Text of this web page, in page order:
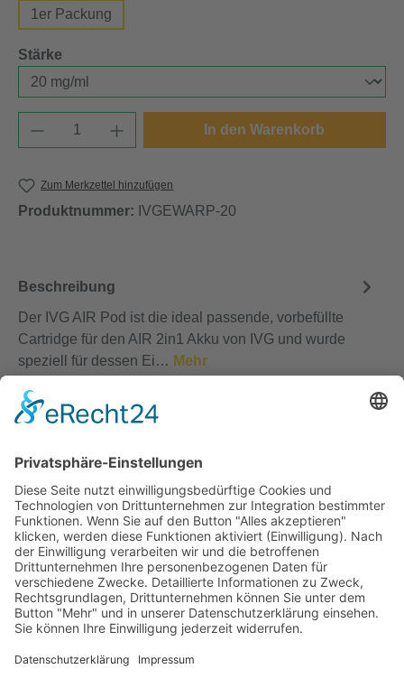
1er Packung
Stärke
Produkt Anzahl: Gib den gewünschten
In den Warenkorb
Zum Merkzettel hinzufügen
Produktnummer: IVGEWARP-20
Beschreibung
Der IVG AIR Pod ist die ideal passende, vorbefüllte
Cartridge für den AIR 2in1 Akku von IVG und wurde
speziell für dessen Ei… Mehr
Bewertungen
Service-Hotline
Vertrag widerrufen
Shopservice